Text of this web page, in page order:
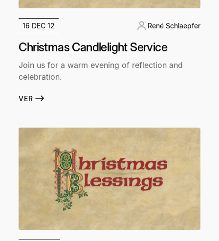
16 DEC 12 René Schlaepfer
Christmas Candlelight Service
Join us for a warm evening of reflection and
celebration.
VER